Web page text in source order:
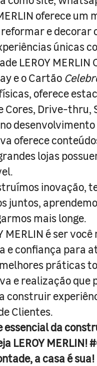
oferece um
e decorar
únicas
LEROY
e o Cartão
oferece
Cores, Drive-thru,
oferece
lojas
inovação,
juntos,
mais longe.
MERLIN é ser
e confiança para
práticas
e realização que
construir
Clientes.
essencial da
LEROY
a casa é sua!